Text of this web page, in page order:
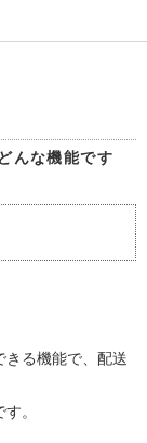
んな機能です
きる機能で、配送
。